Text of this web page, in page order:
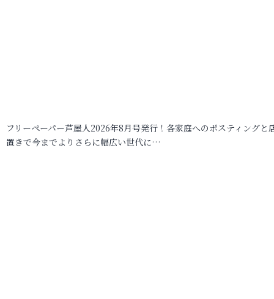
フリーペーパー芦屋人2026年8月号発行！各家庭へのポスティングと
置きで今までよりさらに幅広い世代に…